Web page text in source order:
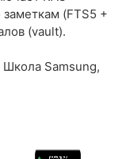
(FTS5 +
(vault).
Samsung,